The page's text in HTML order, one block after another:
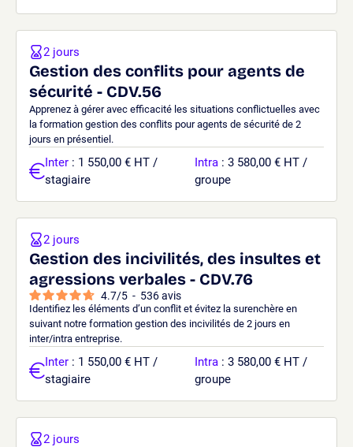
Gestion des conflits pour agents de
sécurité - CDV.56
Apprenez à gérer avec efficacité les situations conflictuelles avec
la formation gestion des conflits pour agents de sécurité de 2
jours en présentiel.
2 jours
Inter : 1 550,00 € HT /
stagiaire
Intra : 3 580,00 € HT /
groupe
Gestion des incivilités, des insultes et
agressions verbales - CDV.76
4.7/5 - 536avis
Identifiez les éléments d’un conflit et évitez la surenchère en
suivant notre formation gestion des incivilités de 2 jours en
inter/intra entreprise.
2 jours
Inter : 1 550,00 € HT /
stagiaire
Intra : 3 580,00 € HT /
groupe
2 jours